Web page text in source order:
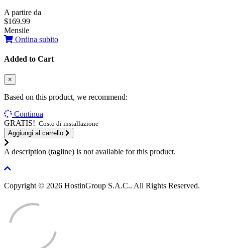
A partire da
$169.99
Mensile
Ordina subito
Added to Cart
×
Based on this product, we recommend:
Continua
GRATIS! Costo di installazione
Aggiungi al carrello
A description (tagline) is not available for this product.
Copyright © 2026 HostinGroup S.A.C.. All Rights Reserved.